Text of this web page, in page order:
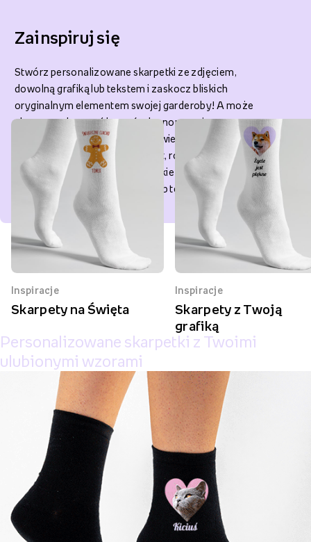
Zainspiruj się
Stwórz personalizowane skarpetki ze zdjęciem,
dowolną grafiką lub tekstem i zaskocz bliskich
oryginalnym elementem swojej garderoby! A może
chcesz podarować komuś własnoręcznie
zaprojektowane skarpety? To świetny pomysł na
prezent! Wybierz rodzaj skarpet, rozmiar oraz kolor,
przejdź do edytora i sprawdź, jakie szablony mamy w
ofercie. Dodaj zdjęcie, grafikę lub tekst i GOTOWE!
Zainspiruj się
Inspiracje
Skarpety na Święta
Inspiracje
Skarpety z Twoją
grafiką
Personalizowane skarpetki z Twoimi
ulubionymi wzorami